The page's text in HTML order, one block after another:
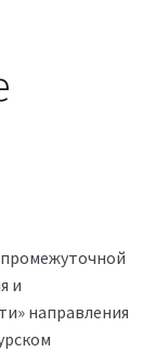
года)
и
направления